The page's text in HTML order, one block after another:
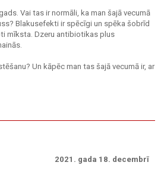
Vai tas ir normāli, ka man šajā vecumā
Blakusefekti ir spēcīgi un spēka šobrīd
mīksta. Dzeru antibiotikas plus
Un kāpēc man tas šajā vecumā ir, ar
2021. gada 18. decembrī